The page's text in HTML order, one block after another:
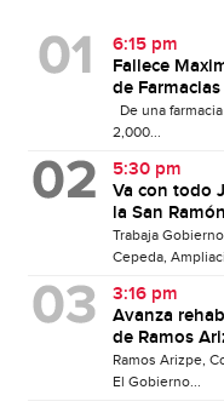
6:15 pm
Fallece
de
De una
2,000...
5:30 pm
Va con todo
la San Ramón
Trabaja
Cepeda,
3:16 pm
Avanza
de Ramos
Ramos Arizpe,
El Gobierno...